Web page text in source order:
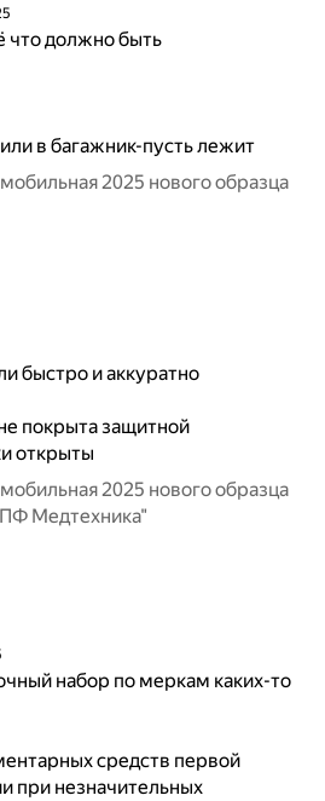
что должно быть
в багажник-пусть лежит
2025 нового образца
быстро и аккуратно
покрыта защитной
открыты
2025 нового образца
Медтехника"
набор по меркам каких-то
средств первой
при незначительных